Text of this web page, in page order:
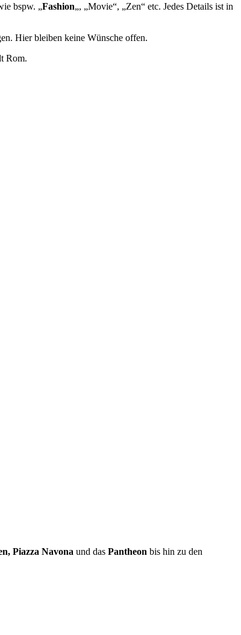
bspw. „Fashion„, „Movie“, „Zen“ etc. Jedes Details ist in
Hier bleiben keine Wünsche offen.
Rom.
Piazza Navona und das Pantheon bis hin zu den